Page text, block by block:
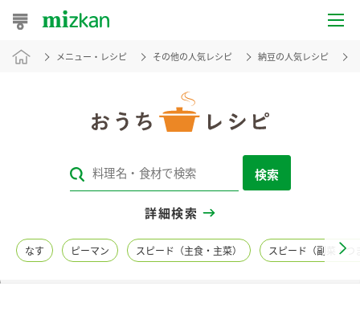
おうちレシピ
レシピカテゴリ一覧
レシピ名特集
メニュー・レシピ その他の人気レシピ 納豆の人気レシピ
検索
詳細検索
なす ピーマン スピード（主食・主菜） スピード（副菜・つ